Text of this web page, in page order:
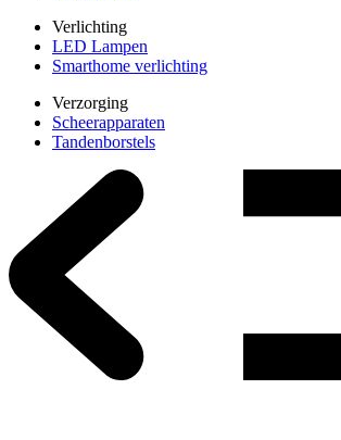
Verlichting
LED Lampen
Smarthome verlichting
Verzorging
Scheerapparaten
Tandenborstels